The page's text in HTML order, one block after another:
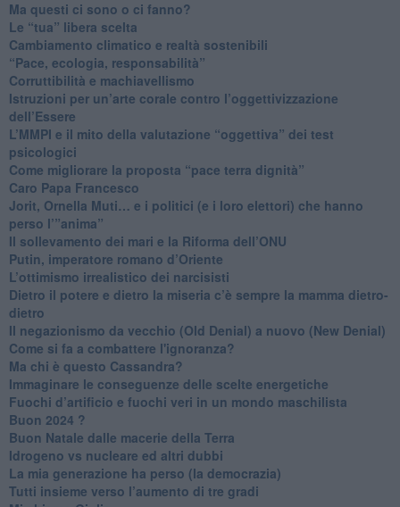
​Ma questi ci sono o ci fanno?
​Le “tua” libera scelta
Cambiamento climatico e realtà sostenibili
“Pace, ecologia, responsabilità”
​Corruttibilità e machiavellismo
Istruzioni per un’arte corale contro l’oggettivizzazione
dell’Essere
​L’MMPI e il mito della valutazione “oggettiva” dei test
psicologici
Come migliorare la proposta “pace terra dignità”
Caro Papa Francesco
​Jorit, Ornella Muti… e i politici (e i loro elettori) che hanno
perso l’”anima”
​Il sollevamento dei mari e la Riforma dell’ONU
Putin, imperatore romano d’Oriente
​L’ottimismo irrealistico dei narcisisti
​Dietro il potere e dietro la miseria c’è sempre la mamma dietro-
dietro
Il negazionismo da vecchio (Old Denial) a nuovo (New Denial)
Come si fa a combattere l'ignoranza?
Ma chi è questo Cassandra?
Immaginare le conseguenze delle scelte energetiche
​Fuochi d’artificio e fuochi veri in un mondo maschilista
Buon 2024 ?
​Buon Natale dalle macerie della Terra
​Idrogeno vs nucleare ed altri dubbi
​La mia generazione ha perso (la democrazia)
​Tutti insieme verso l’aumento di tre gradi